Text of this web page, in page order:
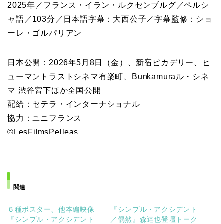
2025年／フランス・イラン・ルクセンブルグ／ペルシ
ャ語／103分／日本語字幕：大西公子／字幕監修：ショ
ーレ・ゴルパリアン
日本公開：2026年5月8日（金）、新宿ピカデリー、ヒ
ューマントラストシネマ有楽町、Bunkamuraル・シネ
マ 渋谷宮下ほか全国公開
配給：セテラ・インターナショナル
協力：ユニフランス
©LesFilmsPelleas
関連
６種ポスター、他本編映像
『シンプル・アクシデント
『シンプル・アクシデント
／偶然』森達也登壇トーク